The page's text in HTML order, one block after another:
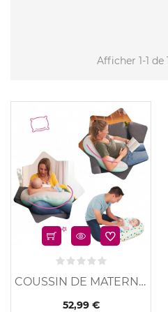
Afficher 1-1 de
COUSSIN DE MATERNITE...
52,99 €